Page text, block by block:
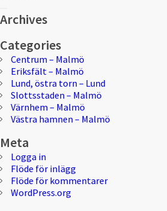
efter:
Archives
Categories
Centrum – Malmö
Eriksfält – Malmö
Lund, östra torn – Lund
Slottsstaden – Malmö
Värnhem – Malmö
Västra hamnen – Malmö
Meta
Logga in
Flöde för inlägg
Flöde för kommentarer
WordPress.org